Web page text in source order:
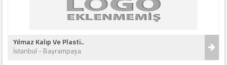
Yılmaz Kalıp Ve Plasti..
İstanbul - Bayrampaşa